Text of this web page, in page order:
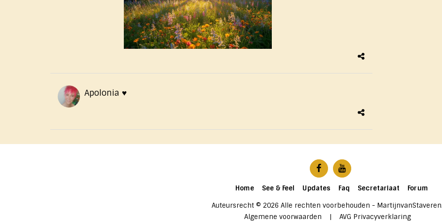
Apolonia ♥️
Home See & Feel Updates Faq Secretariaat Forum
Auteursrecht © 2026 Alle rechten voorbehouden -
Algemene voorwaarden | AVG Privacyverklaring